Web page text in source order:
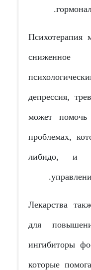
Психотерапия
депрессия,
может помочь
проблемах,
либидо, и
Лекарства
для
ингибиторы
которые